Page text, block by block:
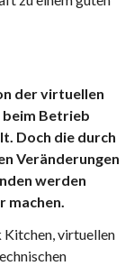
der virtuellen
beim Betrieb
Doch die durch
Veränderungen
werden
machen.
Kitchen, virtuellen